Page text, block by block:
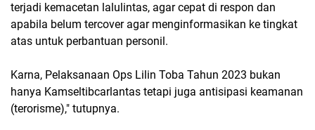
terjadi kemacetan lalulintas, agar cepat di respon dan
apabila belum tercover agar menginformasikan ke tingkat
atas untuk perbantuan personil.
Karna, Pelaksanaan Ops Lilin Toba Tahun 2023 bukan
hanya Kamseltibcarlantas tetapi juga antisipasi keamanan
(terorisme)," tutupnya.